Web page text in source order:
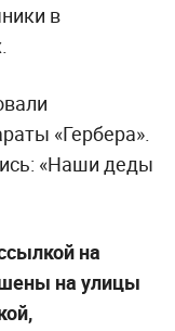
в
«Гербера».
«Наши деды
на
на улицы